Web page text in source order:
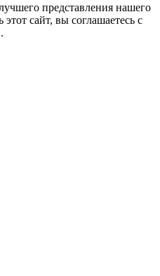
представления нашего
сайт, вы соглашаетесь с